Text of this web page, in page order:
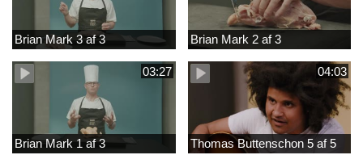
Brian Mark 3 af 3 Brian Mark 2 af 3
03:27
Brian Mark 1 af 3
04:03
Thomas Buttenschon 5 af 5